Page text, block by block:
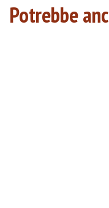
Potrebbe